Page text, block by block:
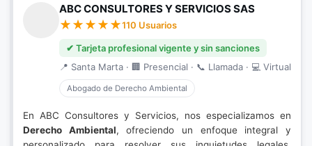
ABC CONSULTORES Y SERVICIOS SAS
110 Usuarios
✔ Tarjeta profesional vigente y sin sanciones
📍 Santa Marta · 🏢 Presencial · 📞 Llamada · 💻 Virtual
Abogado de Derecho Ambiental
En ABC Consultores y Servicios, nos especializamos en
Derecho Ambiental, ofreciendo un enfoque integral y